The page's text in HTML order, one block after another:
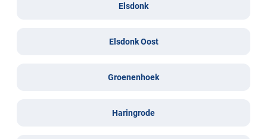
Elsdonk
Elsdonk Oost
Groenenhoek
Haringrode